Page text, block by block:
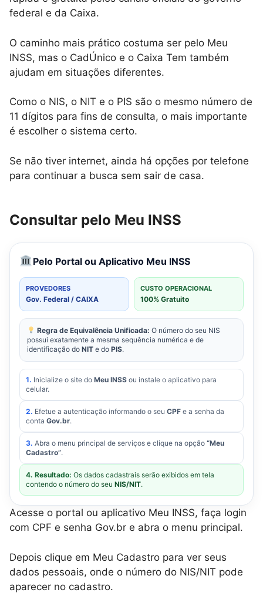
federal e da Caixa.
O caminho mais prático costuma ser pelo Meu
INSS, mas o CadÚnico e o Caixa Tem também
ajudam em situações diferentes.
Como o NIS, o NIT e o PIS são o mesmo número de
11 dígitos para fins de consulta, o mais importante
é escolher o sistema certo.
Se não tiver internet, ainda há opções por telefone
para continuar a busca sem sair de casa.
Consultar pelo Meu INSS
Pelo Portal ou Aplicativo Meu INSS
PROVEDORES
Gov. Federal / CAIXA
CUSTO OPERACIONAL
100% Gratuito
Regra de Equivalência Unificada: O número do seu NIS
possui exatamente a mesma sequência numérica e de
identificação do NIT e do PIS.
1. Inicialize o site do Meu INSS ou instale o aplicativo para
celular.
2. Efetue a autenticação informando o seu CPF e a senha da
conta Gov.br.
3. Abra o menu principal de serviços e clique na opção “Meu
Cadastro”.
4. Resultado: Os dados cadastrais serão exibidos em tela
contendo o número do seu NIS/NIT.
Acesse o portal ou aplicativo Meu INSS, faça login
com CPF e senha Gov.br e abra o menu principal.
Depois clique em Meu Cadastro para ver seus
dados pessoais, onde o número do NIS/NIT pode
aparecer no cadastro.